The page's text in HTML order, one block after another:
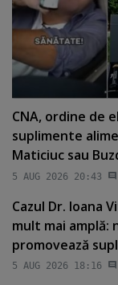
CNA, ordine de
suplimente
Maticiuc sau
5 AUG 2026 20:43
Cazul Dr. Ioana
mult mai amplă:
promovează
5 AUG 2026 18:16